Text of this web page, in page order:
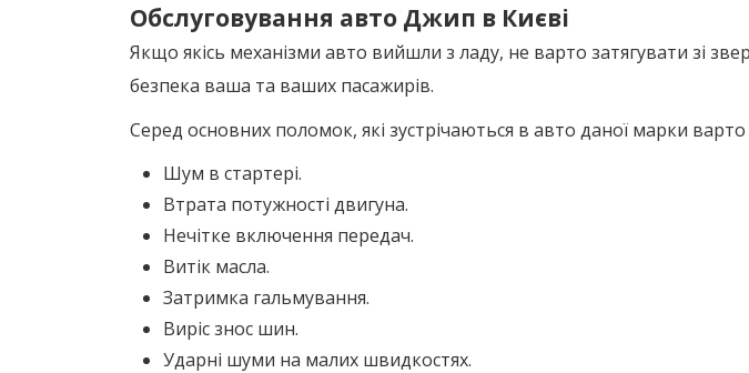
Обслуговування авто Джип в Києві
Якщо якісь механізми авто вийшли з ладу, не варто затягувати зі
безпека ваша та ваших пасажирів.
Серед основних поломок, які зустрічаються в авто даної марки варто
Шум в стартері.
Втрата потужності двигуна.
Нечітке включення передач.
Витік масла.
Затримка гальмування.
Виріс знос шин.
Ударні шуми на малих швидкостях.